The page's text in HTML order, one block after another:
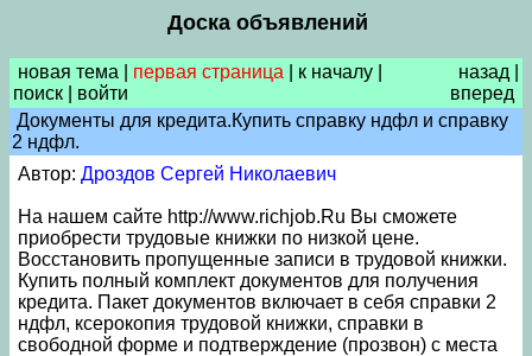
Доска объявлений
новая тема первая страница к началу
поиск
войти
назад
вперед
Документы для кредита.Купить справку ндфл и справку
2 ндфл.
Автор: Дроздов Сергей Николаевич
На нашем сайте http://www.richjob.Ru Вы сможете
приобрести трудовые книжки по низкой цене.
Восстановить пропущенные записи в трудовой книжки.
Купить полный комплект документов для получения
кредита. Пакет документов включает в себя справки 2
ндфл, ксерокопия трудовой книжки, справки в
свободной форме и подтверждение (прозвон) с места